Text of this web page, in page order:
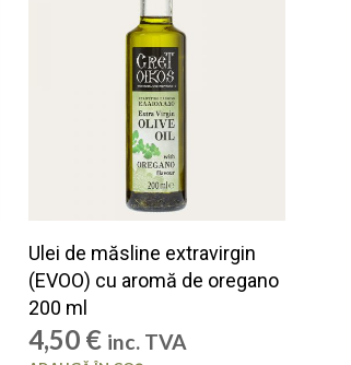
Ulei de măsline extravirgin
(EVOO) cu aromă de oregano
200 ml
4,50 € inc. TVA